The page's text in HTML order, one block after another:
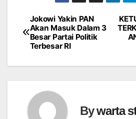
Navigasi
pos
Jokowi Yakin PAN
Akan Masuk Dalam 3
Besar Partai Politik
Terbesar RI
Bywarta